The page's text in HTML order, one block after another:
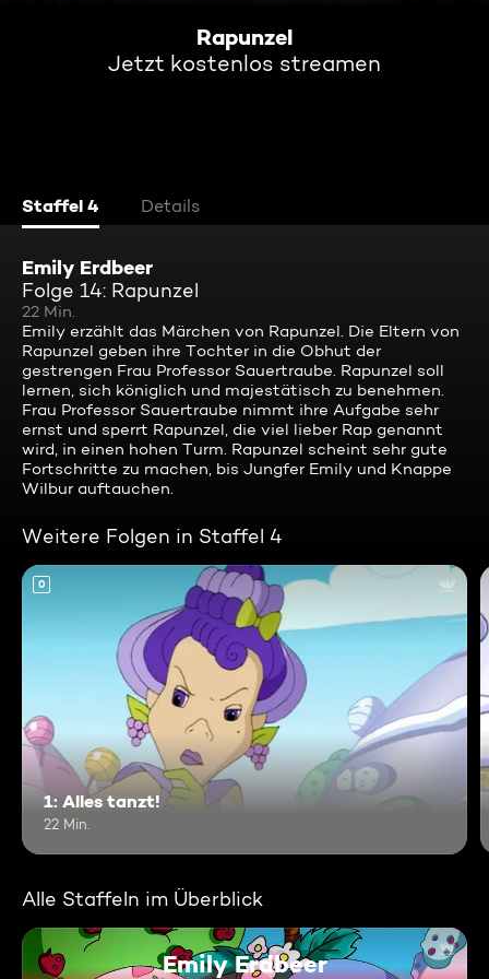
Rapunzel
Jetzt kostenlos streamen
Staffel 4 Details
Emily Erdbeer
Folge 14: Rapunzel
22 Min.
Emily erzählt das Märchen von Rapunzel. Die Eltern von
Rapunzel geben ihre Tochter in die Obhut der
gestrengen Frau Professor Sauertraube. Rapunzel soll
lernen, sich königlich und majestätisch zu benehmen.
Frau Professor Sauertraube nimmt ihre Aufgabe sehr
ernst und sperrt Rapunzel, die viel lieber Rap genannt
wird, in einen hohen Turm. Rapunzel scheint sehr gute
Fortschritte zu machen, bis Jungfer Emily und Knappe
Wilbur auftauchen.
Weitere Folgen in Staffel 4
0
1: Alles tanzt!
22 Min.
Alle Staffeln im Überblick
Emily Erdbeer